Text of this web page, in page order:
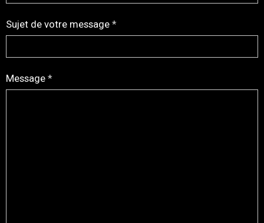
Sujet de votre message
Message